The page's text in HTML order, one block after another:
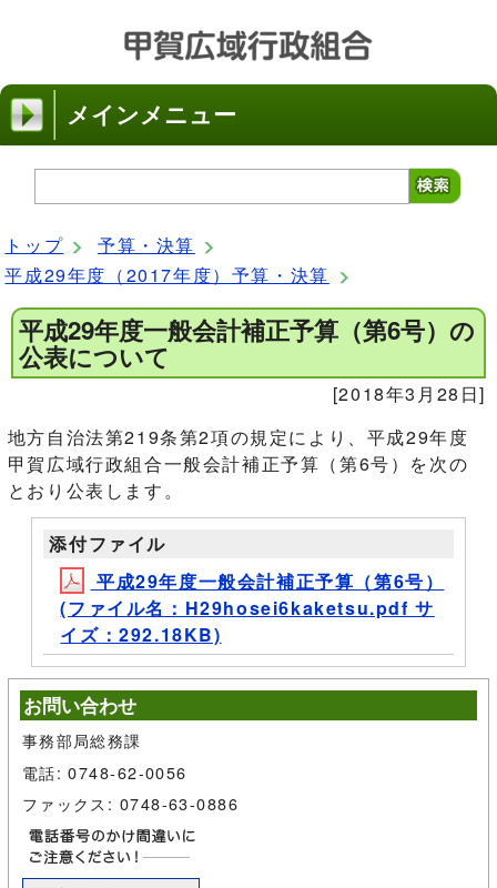
メインメニュー
トップ
予算・決算
平成29年度（2017年度）予算・決算
平成29年度一般会計補正予算（第6号）の
公表について
[2018年3月28日]
地方自治法第219条第2項の規定により、平成29年度
甲賀広域行政組合一般会計補正予算（第6号）を次の
とおり公表します。
添付ファイル
平成29年度一般会計補正予算（第6号）
(ファイル名：H29hosei6kaketsu.pdf サ
イズ：292.18KB)
お問い合わせ
事務部局総務課
電話: 0748-62-0056
ファックス: 0748-63-0886